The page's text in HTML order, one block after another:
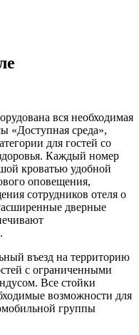
вся необходимая
«Доступная среда»,
для гостей со
Каждый номер
кроватью удобной
оповещения,
сотрудников отеля о
дверные
въезд на территорию
с ограниченными
Все стойки
возможности для
группы